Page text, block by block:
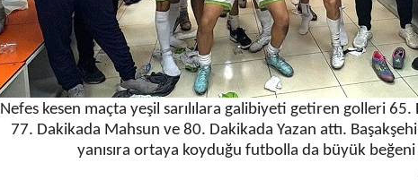
Nefes kesen maçta yeşil sarılılara galibiyeti getiren golleri 65.
77. Dakikada Mahsun ve 80. Dakikada Yazan attı.
yanısıra ortaya koyduğu futbolla da büyük beğeni